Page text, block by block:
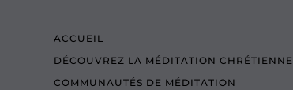
ACCUEIL
DÉCOUVREZ LA MÉDITATION CHRÉTIENNE
COMMUNAUTÉS DE MÉDITATION